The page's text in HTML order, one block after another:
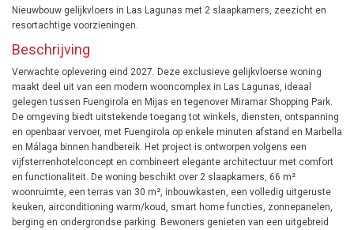
Nieuwbouw gelijkvloers in Las Lagunas met 2 slaapkamers, zeezicht en
resortachtige voorzieningen.
Beschrijving
Verwachte oplevering eind 2027. Deze exclusieve gelijkvloerse woning
maakt deel uit van een modern wooncomplex in Las Lagunas, ideaal
gelegen tussen Fuengirola en Mijas en tegenover Miramar Shopping Park.
De omgeving biedt uitstekende toegang tot winkels, diensten, ontspanning
en openbaar vervoer, met Fuengirola op enkele minuten afstand en Marbella
en Málaga binnen handbereik. Het project is ontworpen volgens een
vijfsterrenhotelconcept en combineert elegante architectuur met comfort
en functionaliteit. De woning beschikt over 2 slaapkamers, 66 m²
woonruimte, een terras van 30 m², inbouwkasten, een volledig uitgeruste
keuken, airconditioning warm/koud, smart home functies, zonnepanelen,
berging en ondergrondse parking. Bewoners genieten van een uitgebreid